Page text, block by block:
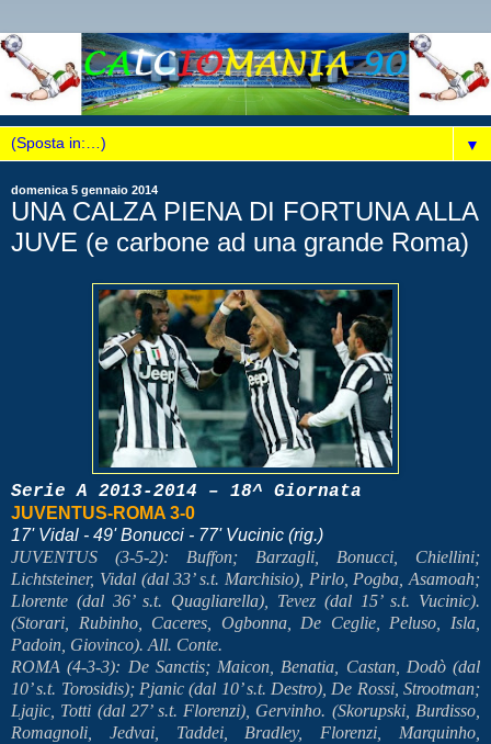
▼
domenica 5 gennaio 2014
UNA CALZA PIENA DI FORTUNA ALLA
JUVE (e carbone ad una grande Roma)
Serie A 2013-2014 – 18^ Giornata
JUVENTUS-ROMA 3-0
17' Vidal - 49' Bonucci - 77' Vucinic (rig.)
JUVENTUS (3-5-2): Buffon; Barzagli, Bonucci, Chiellini;
Lichtsteiner, Vidal (dal 33’ s.t. Marchisio), Pirlo, Pogba, Asamoah;
Llorente (dal 36’ s.t. Quagliarella), Tevez (dal 15’ s.t. Vucinic).
(Storari, Rubinho, Caceres, Ogbonna, De Ceglie, Peluso, Isla,
Padoin, Giovinco). All. Conte.
ROMA (4-3-3): De Sanctis; Maicon, Benatia, Castan, Dodò (dal
10’ s.t. Torosidis); Pjanic (dal 10’ s.t. Destro), De Rossi, Strootman;
Ljajic, Totti (dal 27’ s.t. Florenzi), Gervinho. (Skorupski, Burdisso,
Romagnoli, Jedvai, Taddei, Bradley, Florenzi, Marquinho,